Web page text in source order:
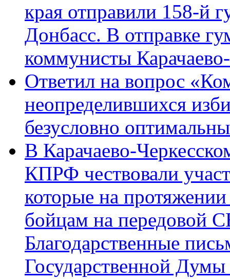
края отправили 158-й
Донбасс. В отправке
коммунисты
Ответил на вопрос
неопределившихся
безусловно
В Карачаево-
КПРФ чествовали
которые на
бойцам на передовой
Благодарственные
Государственной